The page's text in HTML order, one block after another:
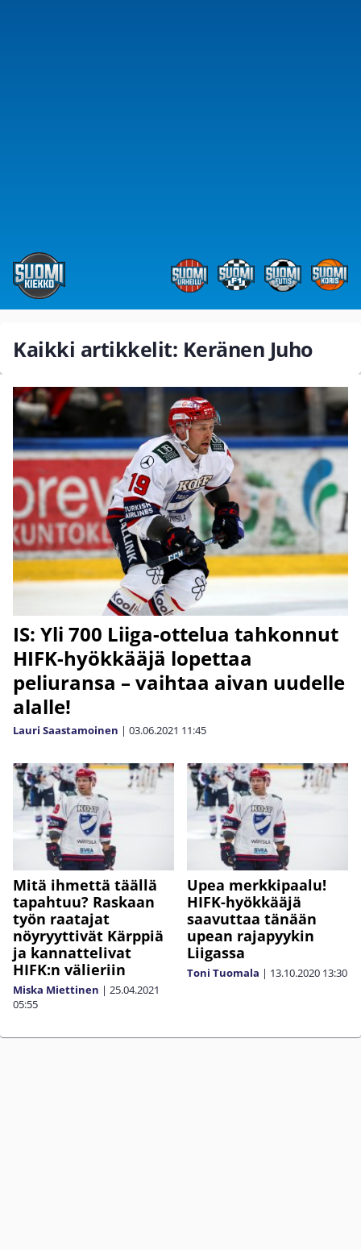
Kaikki artikkelit: Keränen Juho
IS: Yli 700 Liiga-ottelua tahkonnut
HIFK-hyökkääjä lopettaa
peliuransa – vaihtaa aivan uudelle
alalle!
Lauri Saastamoinen | 03.06.2021 11:45
Mitä ihmettä täällä
tapahtuu? Raskaan
työn raatajat
nöyryyttivät Kärppiä
ja kannattelivat
HIFK:n välieriin
Miska Miettinen | 25.04.2021
05:55
Upea merkkipaalu!
HIFK-hyökkääjä
saavuttaa tänään
upean rajapyykin
Liigassa
Toni Tuomala | 13.10.2020 13:30